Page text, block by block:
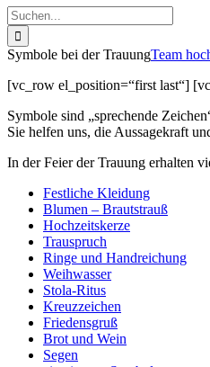
Suche
nach:
Symbole bei der TrauungTeam
[vc_row el_position=“first last“]
Symbole sind „sprechende
Sie helfen uns, die Aussagekraft
In der Feier der Trauung erhalten
Festliche Kleidung
Blumen – Brautstrauß
Hochzeitskerze
Trauspruch
Ringe und Handreichung
Weihwasser
Stola-Ritus
Kreuzzeichen
Friedensgruß
Brot und Wein
Segen